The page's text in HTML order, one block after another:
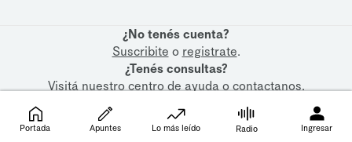
¿No tenés cuenta?
Suscribite o registrate.
¿Tenés consultas?
Visitá nuestrocentro de ayudaocontactanos.
Portada Apuntes Lo más leído Radio Ingresar